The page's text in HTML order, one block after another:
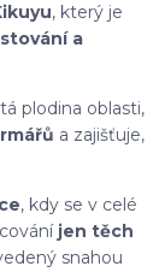
, který je
a
plodina oblasti,
a zajišťuje,
, kdy se v celé
jen těch
snahou